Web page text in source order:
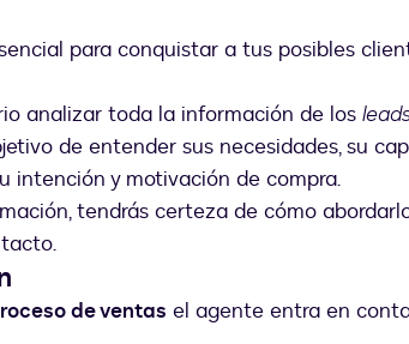
para conquistar a tus posibles
analizar toda la información de los
de entender sus necesidades, su
intención y motivación de compra.
tendrás certeza de cómo
de ventas el agente entra en